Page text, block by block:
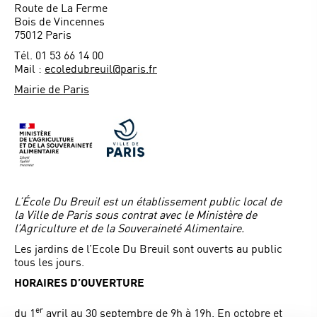
Route de La Ferme
Bois de Vincennes
75012 Paris
Tél. 01 53 66 14 00
Mail : ecoledubreuil@paris.fr
Mairie de Paris
L’École Du Breuil est un établissement public local de
la Ville de Paris sous contrat avec le Ministère de
l’Agriculture et de la Souveraineté Alimentaire.
Les jardins de l’Ecole Du Breuil sont ouverts au public
tous les jours.
HORAIRES D’OUVERTURE
du 1er avril au 30 septembre de 9h à 19h. En octobre et